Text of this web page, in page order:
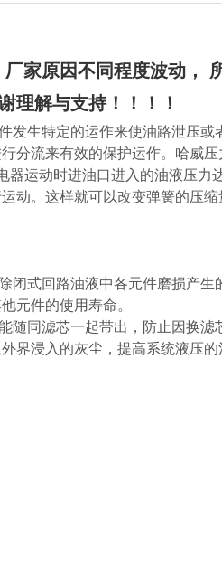
家原因不同程度波动，
理解与支持！！！！
发生特定的运作来使油路泄压或
分流来有效的保护运作。哈威
运动时进油口进入的油液压力
动。这样就可以改变弹簧的压
闭式回路油液中各元件磨损产生
元件的使用寿命。
同滤芯一起带出，防止因换滤
界浸入的灰尘，提高系统液压